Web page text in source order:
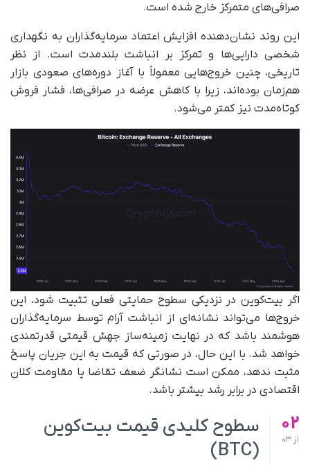
صرافی‌های متمرکز خارج شده است.
این روند نشان‌دهنده افزایش اعتماد سرمایه‌گذاران به نگهداری
شخصی دارایی‌ها و تمرکز بر انباشت بلندمدت است. از نظر
تاریخی، چنین خروج‌هایی معمولاً با آغاز دوره‌های صعودی بازار
هم‌زمان بوده‌اند، زیرا با کاهش عرضه در صرافی‌ها، فشار فروش
کوتاه‌مدت نیز کمتر می‌شود.
اگر بیت‌کوین در نزدیکی سطوح حمایتی فعلی تثبیت شود، این
خروج‌ها می‌تواند نشانه‌ای از انباشت آرام توسط سرمایه‌گذاران
هوشمند باشد که در نهایت زمینه‌ساز جهش قیمتی قدرتمندی
خواهد شد. با این حال، در صورتی که قیمت به این جریان پاسخ
مثبت ندهد، ممکن است نشانگر ضعف تقاضا یا مقاومت کلان
اقتصادی در برابر رشد بیشتر باشد.
02
از
سطوح کلیدی قیمت بیت‌کوین
(BTC)